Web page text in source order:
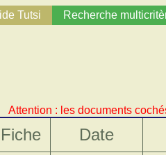
Tutsi Recherche
Attention : les documents
Fiche Date